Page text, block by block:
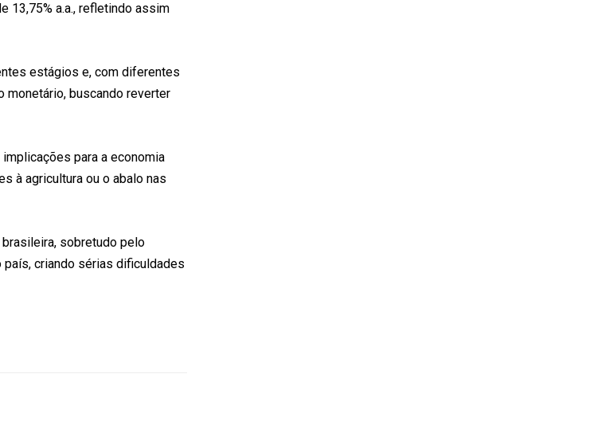
13,75% a.a., refletindo assim
estágios e, com diferentes
monetário, buscando reverter
para a economia
à agricultura ou o abalo nas
sobretudo pelo
criando sérias dificuldades